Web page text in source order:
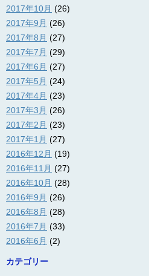
2017年10月 (26)
2017年9月 (26)
2017年8月 (27)
2017年7月 (29)
2017年6月 (27)
2017年5月 (24)
2017年4月 (23)
2017年3月 (26)
2017年2月 (23)
2017年1月 (27)
2016年12月 (19)
2016年11月 (27)
2016年10月 (28)
2016年9月 (26)
2016年8月 (28)
2016年7月 (33)
2016年6月 (2)
カテゴリー